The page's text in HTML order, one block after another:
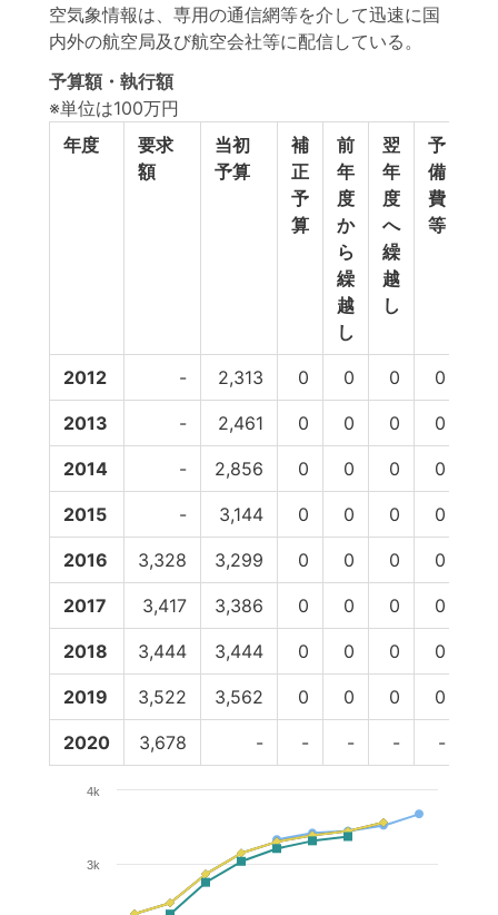
空気象情報は、専用の通信網等を介して迅速に国
内外の航空局及び航空会社等に配信している。
予算額・執行額
※単位は100万円
年度
要求
額
当初
予算
補
正
予
算
前
年
度
か
ら
繰
越
し
翌
年
度
へ
繰
越
し
予
備
費
等
2012 - 2,313 0 0 0 0
2013 - 2,461 0 0 0 0
2014 - 2,856 0 0 0 0
2015 - 3,144 0 0 0 0
2016 3,328 3,299 0 0 0 0
2017 3,417 3,386 0 0 0 0
2018 3,444 3,444 0 0 0 0
2019 3,522 3,562 0 0 0 0
2020 3,678 - - - - -
3k
4k